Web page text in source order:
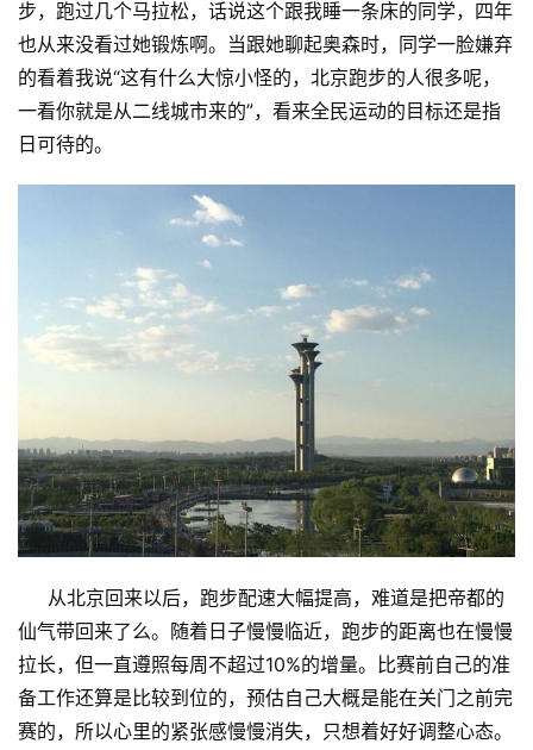
步，跑过几个马拉松，话说这个跟我睡一条床的同学，四年
也从来没看过她锻炼啊。当跟她聊起奥森时，同学一脸嫌弃
的看着我说“这有什么大惊小怪的，北京跑步的人很多呢，
一看你就是从二线城市来的”，看来全民运动的目标还是指
日可待的。
从北京回来以后，跑步配速大幅提高，难道是把帝都的
仙气带回来了么。随着日子慢慢临近，跑步的距离也在慢慢
拉长，但一直遵照每周不超过10%的增量。比赛前自己的准
备工作还算是比较到位的，预估自己大概是能在关门之前完
赛的，所以心里的紧张感慢慢消失，只想着好好调整心态。